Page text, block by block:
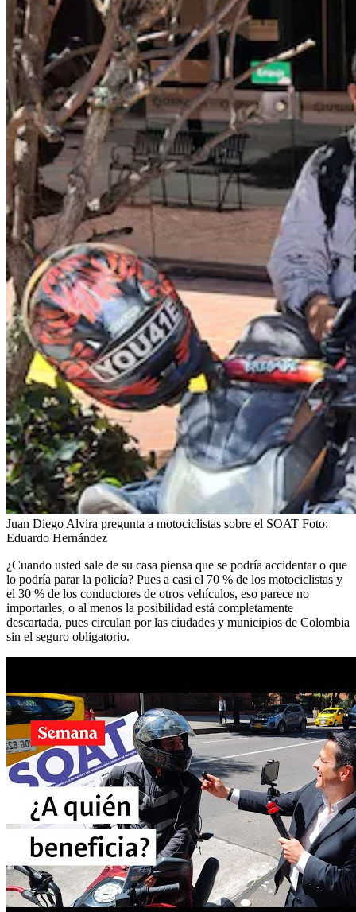
Juan Diego Alvira pregunta a motociclistas sobre el SOAT Foto:
Eduardo Hernández
¿Cuando usted sale de su casa piensa que se podría accidentar o que
lo podría parar la policía? Pues a casi el 70 % de los motociclistas y
el 30 % de los conductores de otros vehículos, eso parece no
importarles, o al menos la posibilidad está completamente
descartada, pues circulan por las ciudades y municipios de Colombia
sin el seguro obligatorio.